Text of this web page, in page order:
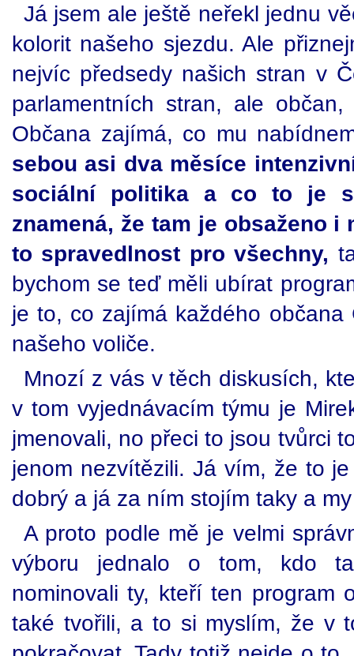
Já jsem ale ještě neřekl jednu
kolorit našeho sjezdu. Ale
nejvíc předsedy našich stran v
parlamentních stran, ale
Občana zajímá, co mu
sebou asi dva měsíce
sociální politika a co to je
znamená, že tam je obsaženo
to spravedlnost pro všechny,
bychom se teď měli ubírat
je to, co zajímá každého
našeho voliče.
Mnozí z vás v těch diskusích,
v tom vyjednávacím týmu je
jmenovali, no přeci to jsou tvůrci
jenom nezvítězili. Já vím, že to
dobrý a já za ním stojím taky a
A proto podle mě je velmi
výboru jednalo o tom, kdo
nominovali ty, kteří ten program
také tvořili, a to si myslím, že v